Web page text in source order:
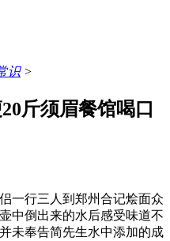
识>
斤须眉餐馆喝口
行三人到郑州合记烩面众
中倒出来的水后感受味道不
未奉告简先生水中添加的成